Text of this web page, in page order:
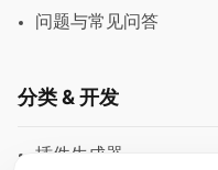
问题与常见问答
分类 & 开发
插件生成器